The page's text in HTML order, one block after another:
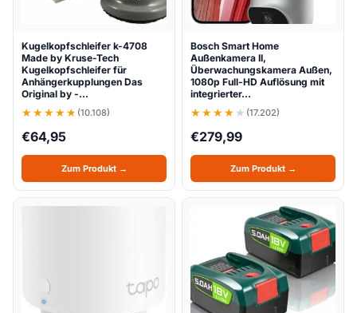
Kugelkopfschleifer k-4708
Made by Kruse-Tech
Kugelkopfschleifer für
Anhängerkupplungen Das
Original by -…
(10.108)
€64,95
Zum Produkt →
Bosch Smart Home
Außenkamera II,
Überwachungskamera Außen,
1080p Full-HD Auflösung mit
integrierter…
(17.202)
€279,99
Zum Produkt →